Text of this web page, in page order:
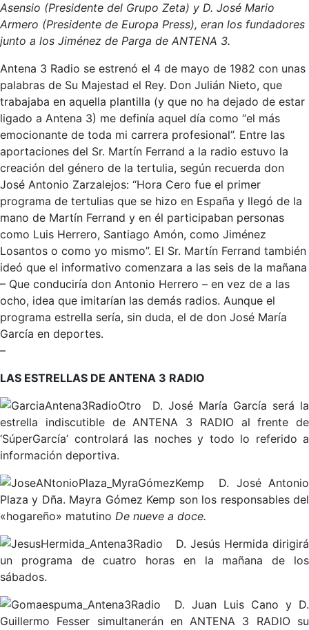
Asensio (Presidente del Grupo Zeta) y D. José Mario
Armero (Presidente de Europa Press), eran los fundadores
junto a los Jiménez de Parga de ANTENA 3.
Antena 3 Radio se estrenó el 4 de mayo de 1982 con unas
palabras de Su Majestad el Rey. Don Julián Nieto, que
trabajaba en aquella plantilla (y que no ha dejado de estar
ligado a Antena 3) me definía aquel día como “el más
emocionante de toda mi carrera profesional”. Entre las
aportaciones del Sr. Martín Ferrand a la radio estuvo la
creación del género de la tertulia, según recuerda don
José Antonio Zarzalejos: “Hora Cero fue el primer
programa de tertulias que se hizo en España y llegó de la
mano de Martín Ferrand y en él participaban personas
como Luis Herrero, Santiago Amón, como Jiménez
Losantos o como yo mismo”. El Sr. Martín Ferrand también
ideó que el informativo comenzara a las seis de la mañana
– Que conduciría don Antonio Herrero – en vez de a las
ocho, idea que imitarían las demás radios. Aunque el
programa estrella sería, sin duda, el de don José María
García en deportes.
–
LAS ESTRELLAS DE ANTENA 3 RADIO
D. José María García será la
estrella indiscutible de ANTENA 3 RADIO al frente de
‘SúperGarcía’ controlará las noches y todo lo referido a
información deportiva.
D. José Antonio
Plaza y Dña. Mayra Gómez Kemp son los responsables del
«hogareño» matutino De nueve a doce.
D. Jesús Hermida dirigirá
un programa de cuatro horas en la mañana de los
sábados.
D. Juan Luis Cano y D.
Guillermo Fesser simultanerán en ANTENA 3 RADIO su